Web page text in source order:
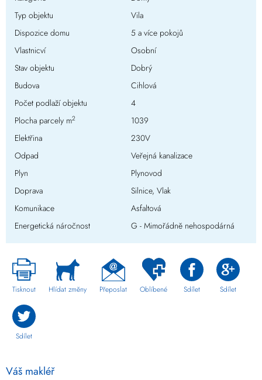
Typ objektu
Vila
Dispozice domu
5 a více pokojů
Vlastnicví
Osobní
Stav objektu
Dobrý
Budova
Cihlová
Počet podlaží objektu
4
Plocha parcely m2
1039
Elektřina
230V
Odpad
Veřejná kanalizace
Plyn
Plynovod
Doprava
Silnice, Vlak
Komunikace
Asfaltová
Energetická náročnost
G - Mimořádně nehospodárná
Tisknout Hlídat změny Přeposlat Oblíbené Sdílet Sdílet
Sdílet
Váš makléř